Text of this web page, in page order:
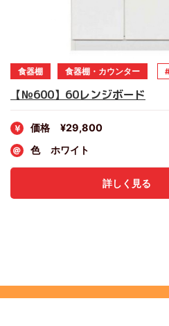
食器棚 食器棚・カウンター
【№600】60レンジボード
価格
¥29,800
色
ホワイト
詳しく見る